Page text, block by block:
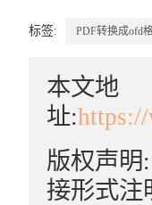
标签: PDF转换成ofd
本文地
址:
版权声明
接形式注